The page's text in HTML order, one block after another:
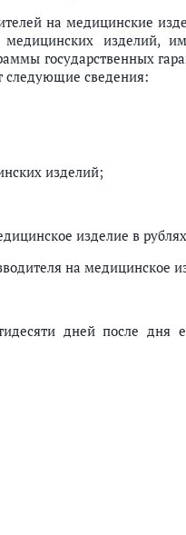
на медицинские
изделий,
государственных
следующие сведения:
изделий;
изделие в
на медицинское
дней после дня